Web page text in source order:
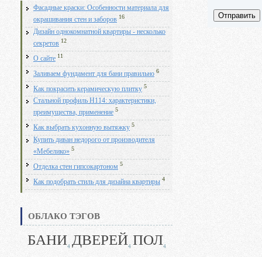
Фасадные краски: Особенности материала для
окрашивания стен и заборов 16
Дизайн однокомнатной квартиры - несколько
секретов 12
О сайте 11
Заливаем фундамент для бани правильно 6
Как покрасить керамическую плитку 5
Стальной профиль Н114: характеристики,
преимущества, применение 5
Как выбрать кухонную вытяжку 5
Купить диван недорого от производителя
«Мебелико» 5
Отделка стен гипсокартоном 5
Как подобрать стиль для дизайна квартиры 4
ОБЛАКО ТЭГОВ
БАНИ4 ДВЕРЕЙ4 ПОЛ4
Отправить